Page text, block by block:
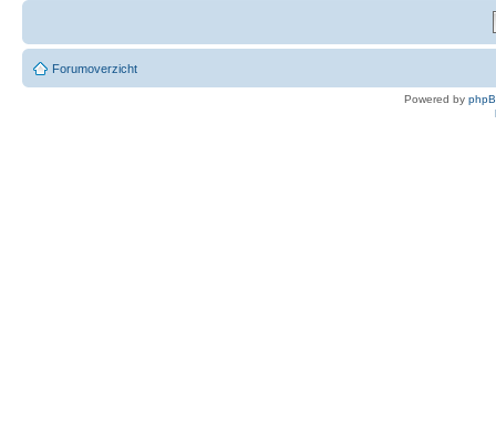
Forumoverzicht
Powered by